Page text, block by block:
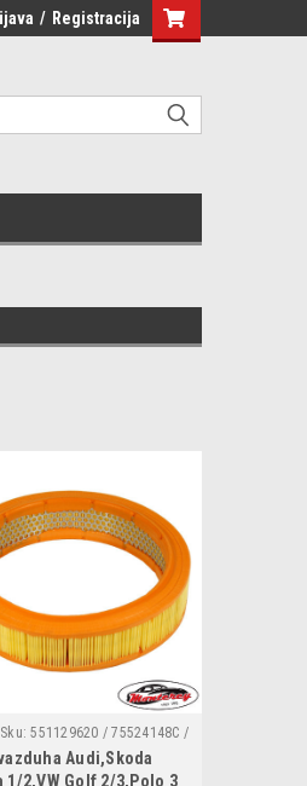
/ Registracija
Sku: 551129620 / 75524148C /
/ WA6383 / FL6390 /
Audi,Skoda
1/2,VW Golf 2/3,Polo 3